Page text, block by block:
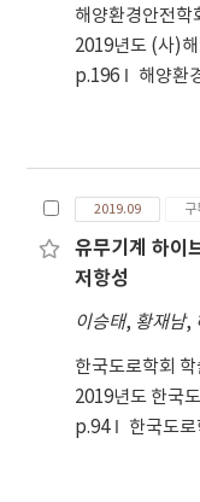
해양환경안전학
2019년도 (사)
p.196
해양환
2019.09
유무기계 하이
저항성
이승태, 황재남,
한국도로학회
2019년도 한국
p.94
한국도로